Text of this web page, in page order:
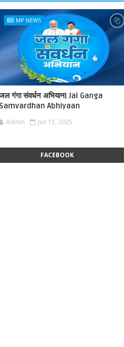
MP NEWS
गंगा संवर्धन अभियान| Jal Ganga
Samvardhan Abhiyaan
Admin Jun 15, 2025
FACEBOOK